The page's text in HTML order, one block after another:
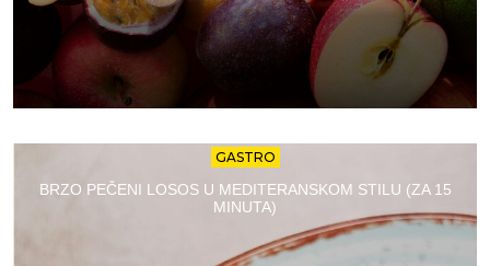
GASTRO
BRZO PEČENI LOSOS U MEDITERANSKOM STILU (ZA 15
MINUTA)